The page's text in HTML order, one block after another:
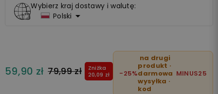
Wybierz kraj dostawy i walutę:
Polski 
59,90 zł 79,99 zł
Zniżka
20,09 zł
-25%
na drugi
produkt ·
darmowa
wysyłka ·
kod
MINUS25